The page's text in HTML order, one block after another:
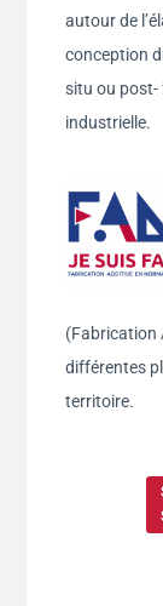
autour de
conception
situ ou
industrielle.
(Fabrication
différentes
territoire.